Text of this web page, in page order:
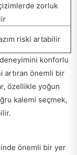
zorluk
riski artabilir
deneyimini konforlu
artıran önemli bir
özellikle yoğun
kalemi seçmek,
önemli bir yer